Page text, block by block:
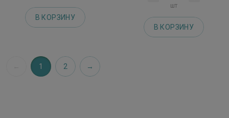
В КОРЗИНУ
шт
В КОРЗИНУ
1 2